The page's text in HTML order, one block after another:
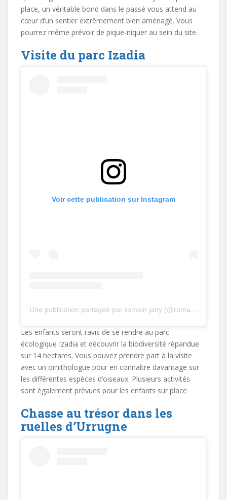
place, un véritable bond dans le passé vous attend au
cœur d’un sentier extrêmement bien aménagé. Vous
pourrez même prévoir de pique-niquer au sein du site.
Visite du parc Izadia
Voir cette publication sur Instagram
Une publication partagée par romain jany (@romainjany)
Les enfants seront ravis de se rendre au parc
écologique Izadia et découvrir la biodiversité répandue
sur 14 hectares. Vous pouvez prendre part à la visite
avec un ornithologue pour en connaître davantage sur
les différentes espèces d’oiseaux. Plusieurs activités
sont également prévues pour les enfants sur place
Chasse au trésor dans les
ruelles d’Urrugne